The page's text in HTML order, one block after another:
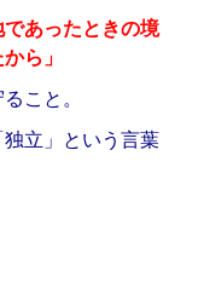
であったときの境
ら」
こと。
独立」という言葉